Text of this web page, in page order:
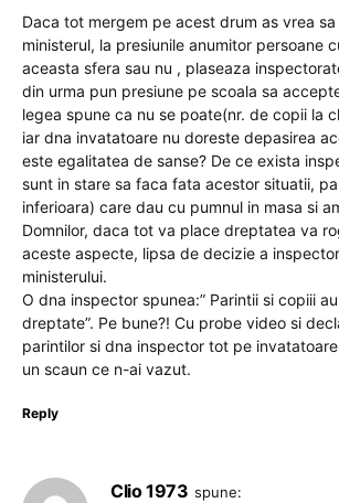
Daca tot mergem pe acest drum as vrea
ministerul, la presiunile anumitor persoane
aceasta sfera sau nu , plaseaza
din urma pun presiune pe scoala sa
legea spune ca nu se poate(nr. de copii la
iar dna invatatoare nu doreste depasirea
este egalitatea de sanse? De ce exista
sunt in stare sa faca fata acestor situatii,
inferioara) care dau cu pumnul in masa si
Domnilor, daca tot va place dreptatea va
aceste aspecte, lipsa de decizie a
ministerului.
O dna inspector spunea:” Parintii si copiii
dreptate”. Pe bune?! Cu probe video si
parintilor si dna inspector tot pe
un scaun ce n-ai vazut.
Reply
Clio 1973 spune: